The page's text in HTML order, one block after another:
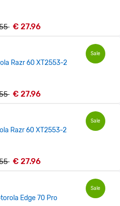
€ 27.96
Sale
Razr 60 XT2553-2
€ 27.96
Sale
Razr 60 XT2553-2
€ 27.96
Sale
Edge 70 Pro